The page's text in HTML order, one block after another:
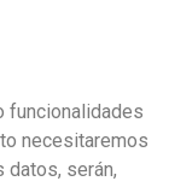
funcionalidades
necesitaremos
datos, serán,